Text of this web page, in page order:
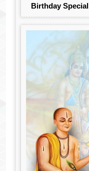
Birthday Special